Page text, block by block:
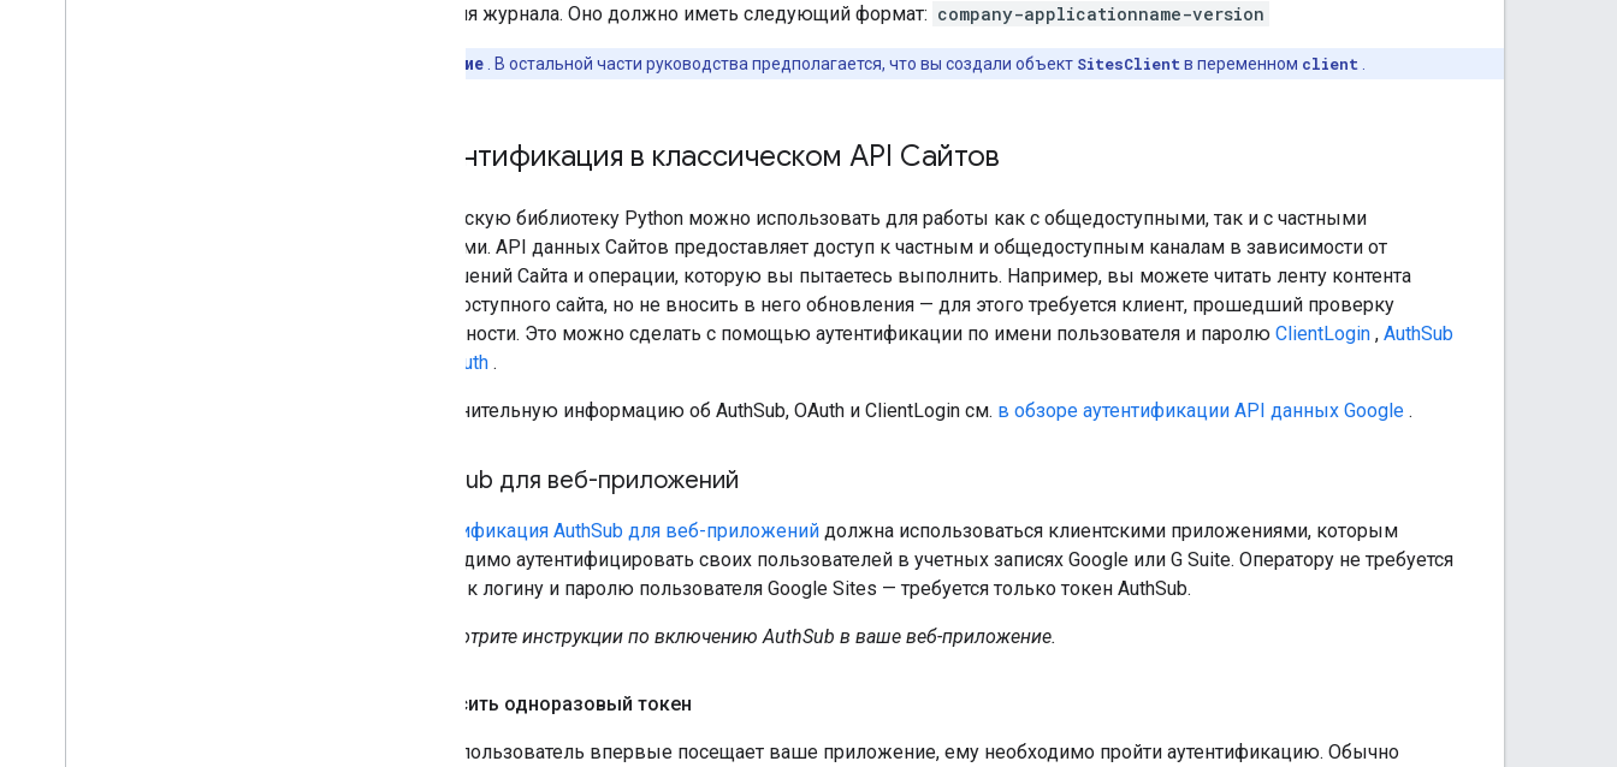
ведения журнала. Оно должно иметь следующий формат: company-applicationname-version
Примечание . В остальной части руководства предполагается, что вы создали объект SitesClient в переменном client
Аутентификация в классическом API Сайтов
Клиентскую библиотеку Python можно использовать для работы как с общедоступными, так и с частными
каналами. API данных Сайтов предоставляет доступ к частным и общедоступным каналам в зависимости от
разрешений Сайта и операции, которую вы пытаетесь выполнить. Например, вы можете читать ленту контента
общедоступного сайта, но не вносить в него обновления — для этого требуется клиент, прошедший проверку
подлинности. Это можно сделать с помощью аутентификации по имени пользователя и паролю ClientLogin , AuthSub
OAuth .
Дополнительную информацию об AuthSub, OAuth и ClientLogin см. в обзоре аутентификации API данных Google .
Sub для веб-приложений
Аутентификация AuthSub для веб-приложений должна использоваться клиентскими приложениями, которым
необходимо аутентифицировать своих пользователей в учетных записях Google или G Suite. Оператору не требуется
доступ к логину и паролю пользователя Google Sites — требуется только токен AuthSub.
Просмотрите инструкции по включению AuthSub в ваше веб-приложение.
Запросить одноразовый токен
Когда пользователь впервые посещает ваше приложение, ему необходимо пройти аутентификацию. Обычно